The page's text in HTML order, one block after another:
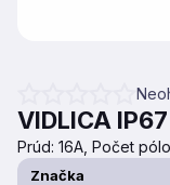
Priemerné
VIDLICA
Prúd: 16A, Počet
Značka